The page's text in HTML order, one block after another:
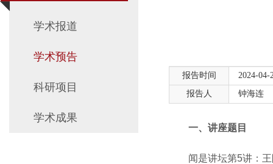
学术报道
学术预告
科研项目
学术成果
报告时间
2024-04-
报告人
钟海连
一、讲座题目
闻是讲坛第5讲：